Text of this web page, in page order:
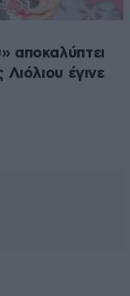
αποκαλύπτει
έγινε